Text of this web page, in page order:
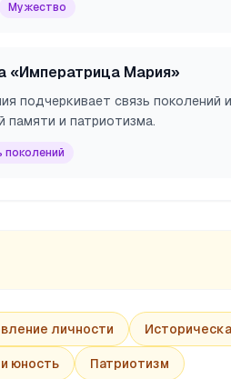
Мужество
«Императрица Мария»
подчеркивает связь
памяти и патриотизма.
поколений
личности
юность Патриотизм